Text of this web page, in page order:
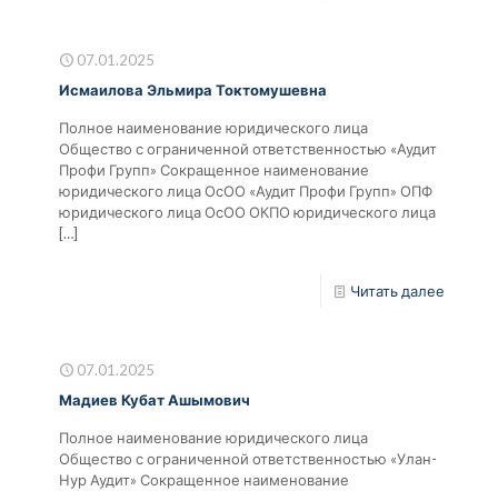
07.01.2025
Исмаилова Эльмира Токтомушевна
Полное наименование юридического лица
Общество с ограниченной ответственностью «Аудит
Профи Групп» Сокращенное наименование
юридического лица ОсОО «Аудит Профи Групп» ОПФ
юридического лица ОсОО ОКПО юридического лица
[…]
Читать далее
07.01.2025
Мадиев Кубат Ашымович
Полное наименование юридического лица
Общество с ограниченной ответственностью «Улан-
Нур Аудит» Сокращенное наименование